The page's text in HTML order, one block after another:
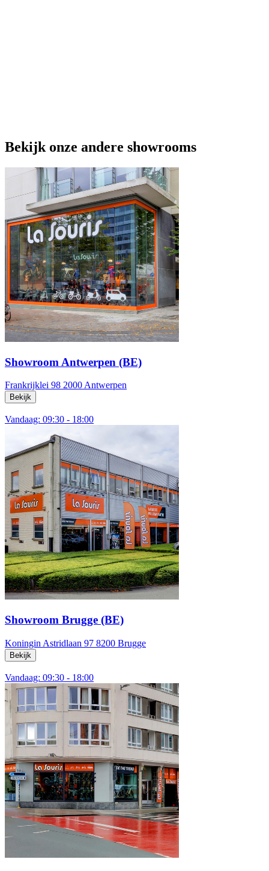
Bekijk onze andere showrooms
Showroom Antwerpen (BE)
Frankrijklei 98 2000 Antwerpen
Bekijk
Vandaag: 09:30 - 18:00
Showroom Brugge (BE)
Koningin Astridlaan 97 8200 Brugge
Bekijk
Vandaag: 09:30 - 18:00